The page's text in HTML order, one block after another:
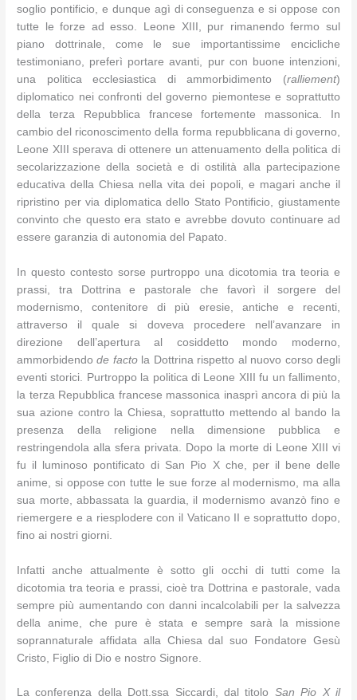
soglio pontificio, e dunque agì di conseguenza e si oppose con
tutte le forze ad esso. Leone XIII, pur rimanendo fermo sul
piano dottrinale, come le sue importantissime encicliche
testimoniano, preferì portare avanti, pur con buone intenzioni,
una politica ecclesiastica di ammorbidimento (ralliement)
diplomatico nei confronti del governo piemontese e soprattutto
della terza Repubblica francese fortemente massonica. In
cambio del riconoscimento della forma repubblicana di governo,
Leone XIII sperava di ottenere un attenuamento della politica di
secolarizzazione della società e di ostilità alla partecipazione
educativa della Chiesa nella vita dei popoli, e magari anche il
ripristino per via diplomatica dello Stato Pontificio, giustamente
convinto che questo era stato e avrebbe dovuto continuare ad
essere garanzia di autonomia del Papato.
In questo contesto sorse purtroppo una dicotomia tra teoria e
prassi, tra Dottrina e pastorale che favorì il sorgere del
modernismo, contenitore di più eresie, antiche e recenti,
attraverso il quale si doveva procedere nell’avanzare in
direzione dell’apertura al cosiddetto mondo moderno,
ammorbidendode factola Dottrina rispetto al nuovo corso degli
eventi storici. Purtroppo la politica di Leone XIII fu un fallimento,
la terza Repubblica francese massonica inasprì ancora di più la
sua azione contro la Chiesa, soprattutto mettendo al bando la
presenza della religione nella dimensione pubblica e
restringendola alla sfera privata. Dopo la morte di Leone XIII vi
fu il luminoso pontificato di San Pio X che, per il bene delle
anime, si oppose con tutte le sue forze al modernismo, ma alla
sua morte, abbassata la guardia, il modernismo avanzò fino e
riemergere e a riesplodere con il Vaticano II e soprattutto dopo,
fino ai nostri giorni.
Infatti anche attualmente è sotto gli occhi di tutti come la
dicotomia tra teoria e prassi, cioè tra Dottrina e pastorale, vada
sempre più aumentando con danni incalcolabili per la salvezza
della anime, che pure è stata e sempre sarà la missione
soprannaturale affidata alla Chiesa dal suo Fondatore Gesù
Cristo, Figlio di Dio e nostro Signore.
La conferenza della Dott.ssa Siccardi, dal titolo San Pio X il